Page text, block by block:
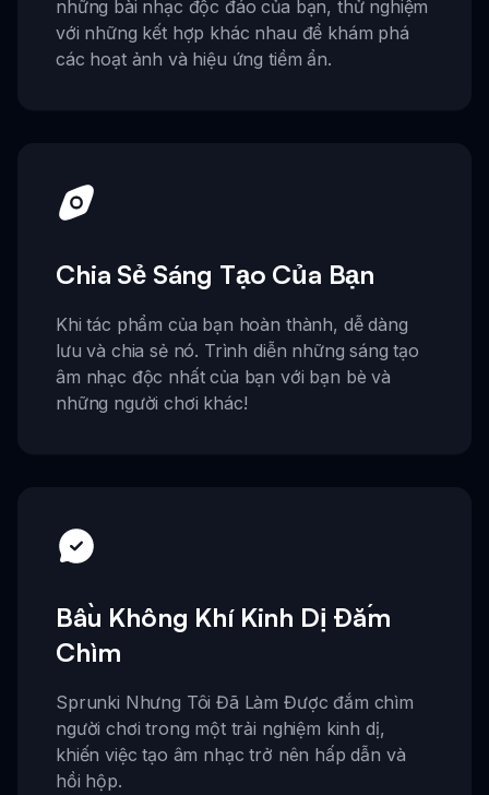
những bài nhạc độc đáo của bạn, thử nghiệm
với những kết hợp khác nhau để khám phá
các hoạt ảnh và hiệu ứng tiềm ẩn.
Chia Sẻ Sáng Tạo Của Bạn
Khi tác phẩm của bạn hoàn thành, dễ dàng
lưu và chia sẻ nó. Trình diễn những sáng tạo
âm nhạc độc nhất của bạn với bạn bè và
những người chơi khác!
Bầu Không Khí Kinh Dị Đắm
Chìm
Sprunki Nhưng Tôi Đã Làm Được đắm chìm
người chơi trong một trải nghiệm kinh dị,
khiến việc tạo âm nhạc trở nên hấp dẫn và
hồi hộp.